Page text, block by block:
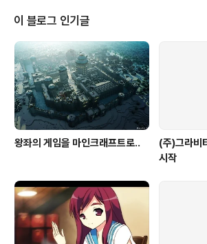
공주'、'신데렐라' 등의 이야기의 여주인공은 상황을 타개
하기 위한 행동을 거의 아무 것도 하지 않는다. 여주인공은
자기자신의 드라마 속에서 주체가 되지 않는 경우도 많다.
그저 요리나 세탁, 청소를 하며 미모로 왕자를 사로잡을 뿐
이다。그리고 여주인공에 사로잡힌 왕자가 여주인공이 수
동적으로 몸을 맡기고 있는 ..
이 블로그 인기글
왕좌의 게임을 마인크래프트로..
(주)그라비
시작